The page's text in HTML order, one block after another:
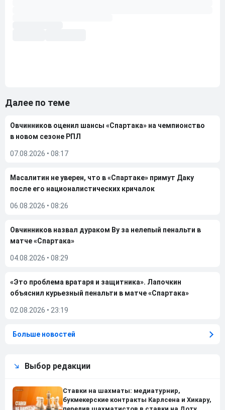
Далее по теме
Овчинников оценил шансы «Спартака» на чемпионство
в новом сезоне РПЛ
07.08.2026 • 08:17
Масалитин не уверен, что в «Спартаке» примут Даку
после его националистических кричалок
06.08.2026 • 08:26
Овчинников назвал дураком Ву за нелепый пенальти в
матче «Спартака»
04.08.2026 • 08:29
«Это проблема вратаря и защитника». Лапочкин
объяснил курьезный пенальти в матче «Спартака»
02.08.2026 • 23:19
Больше новостей
Выбор редакции
Ставки на шахматы: медиатурнир,
букмекерские контракты Карлсена и Хикару,